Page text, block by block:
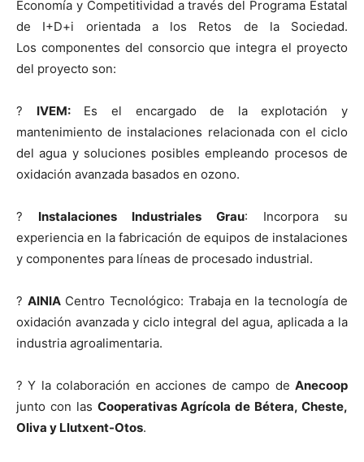
Economía y Competitividad a través del Programa Estatal
de I+D+i orientada a los Retos de la Sociedad.
Los componentes del consorcio que integra el proyecto
del proyecto son:
? IVEM:Es el encargado de la explotación y
mantenimiento de instalaciones relacionada con el ciclo
del agua y soluciones posibles empleando procesos de
oxidación avanzada basados en ozono.
? Instalaciones Industriales Grau: Incorpora su
experiencia en la fabricación de equipos de instalaciones
y componentes para líneas de procesado industrial.
? AINIACentro Tecnológico: Trabaja en la tecnología de
oxidación avanzada y ciclo integral del agua, aplicada a la
industria agroalimentaria.
? Y la colaboración en acciones de campo de Anecoop
junto con las Cooperativas Agrícola de Bétera, Cheste,
Oliva y Llutxent-Otos.